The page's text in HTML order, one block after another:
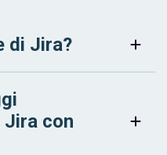
di Jira?
con